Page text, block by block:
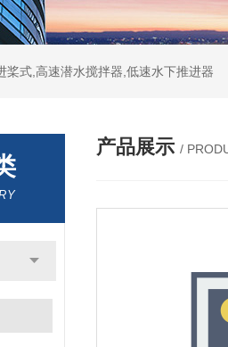
桨式,高速潜水搅拌器,低速水下推进器
产品展示 /